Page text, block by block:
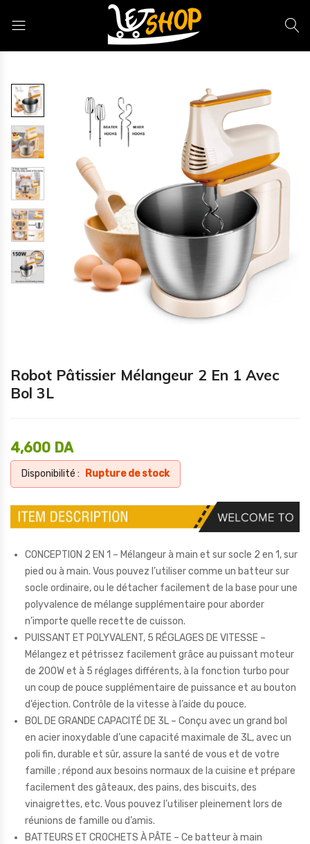
Robot Pâtissier Mélangeur 2 En 1 Avec
Bol 3L
4,600 DA
Disponibilité : Rupture de stock
CONCEPTION 2 EN 1 – Mélangeur à main et sur socle 2 en 1, sur
pied ou à main. Vous pouvez l’utiliser comme un batteur sur
socle ordinaire, ou le détacher facilement de la base pour une
polyvalence de mélange supplémentaire pour aborder
n’importe quelle recette de cuisson.
PUISSANT ET POLYVALENT, 5 RÉGLAGES DE VITESSE –
Mélangez et pétrissez facilement grâce au puissant moteur
de 200W et à 5 réglages différents, à la fonction turbo pour
un coup de pouce supplémentaire de puissance et au bouton
d’éjection. Contrôle de la vitesse à l’aide du pouce.
BOL DE GRANDE CAPACITÉ DE 3L – Conçu avec un grand bol
en acier inoxydable d’une capacité maximale de 3L, avec un
poli fin, durable et sûr, assure la santé de vous et de votre
famille ; répond aux besoins normaux de la cuisine et prépare
facilement des gâteaux, des pains, des biscuits, des
vinaigrettes, etc. Vous pouvez l’utiliser pleinement lors de
réunions de famille ou d’amis.
BATTEURS ET CROCHETS À PÂTE – Ce batteur à main